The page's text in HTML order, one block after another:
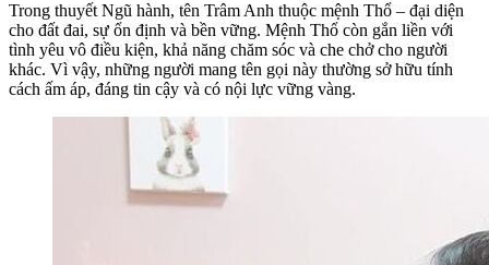
Trong thuyết Ngũ hành, tên Trâm Anh thuộc mệnh Thổ – đại diện
cho đất đai, sự ổn định và bền vững. Mệnh Thổ còn gắn liền với
tình yêu vô điều kiện, khả năng chăm sóc và che chở cho người
khác. Vì vậy, những người mang tên gọi này thường sở hữu tính
cách ấm áp, đáng tin cậy và có nội lực vững vàng.